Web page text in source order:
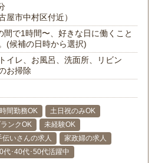
屋市中村区付近）
間で1時間〜、好きな日に働くこと
(候補の日時から選択)
イレ、お風呂、洗面所、リビン
お掃除
間勤務OK
土日祝のみOK
ンクOK
未経験OK
伝いさんの求人
家政婦の求人
代･40代･50代活躍中